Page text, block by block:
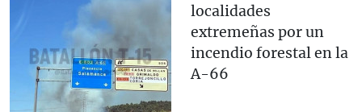
localidades
extremeñas por un
incendio forestal en la
A-66